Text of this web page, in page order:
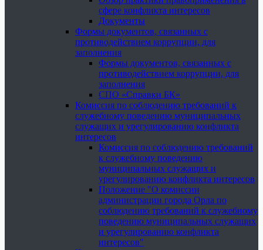
сфере конфликта интересов
Документы
Формы документов, связанных с
противодействием коррупции, для
заполнения
Формы документов, связанных с
противодействием коррупции, для
заполнения
СПО «Справки БК»
Комиссия по соблюдению требований к
служебному поведению муниципальных
служащих и урегулированию конфликта
интересов
Комиссия по соблюдению требований
к служебному поведению
муниципальных служащих и
урегулированию конфликта интересов
Положение "О комиссии
администрации города Орла по
соблюдению требований к служебному
поведению муниципальных служащих
и урегулированию конфликта
интересов"